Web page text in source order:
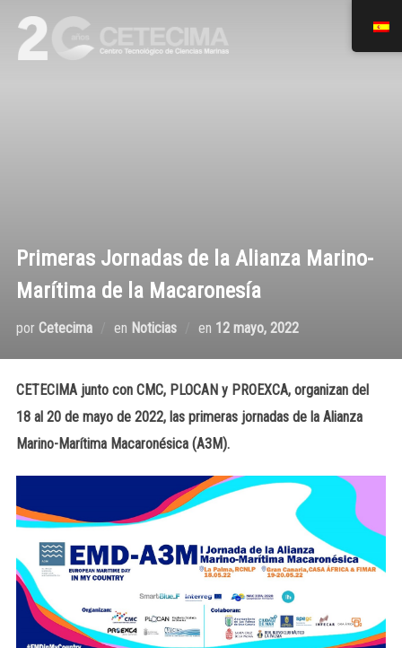
Primeras Jornadas de la Alianza Marino-
Marítima de la Macaronesía
por Cetecima en Noticias en 12 mayo, 2022
CETECIMA junto con CMC, PLOCAN y PROEXCA, organizan del
18 al 20 de mayo de 2022, las primeras jornadas de la Alianza
Marino-Marítima Macaronésica (A3M).